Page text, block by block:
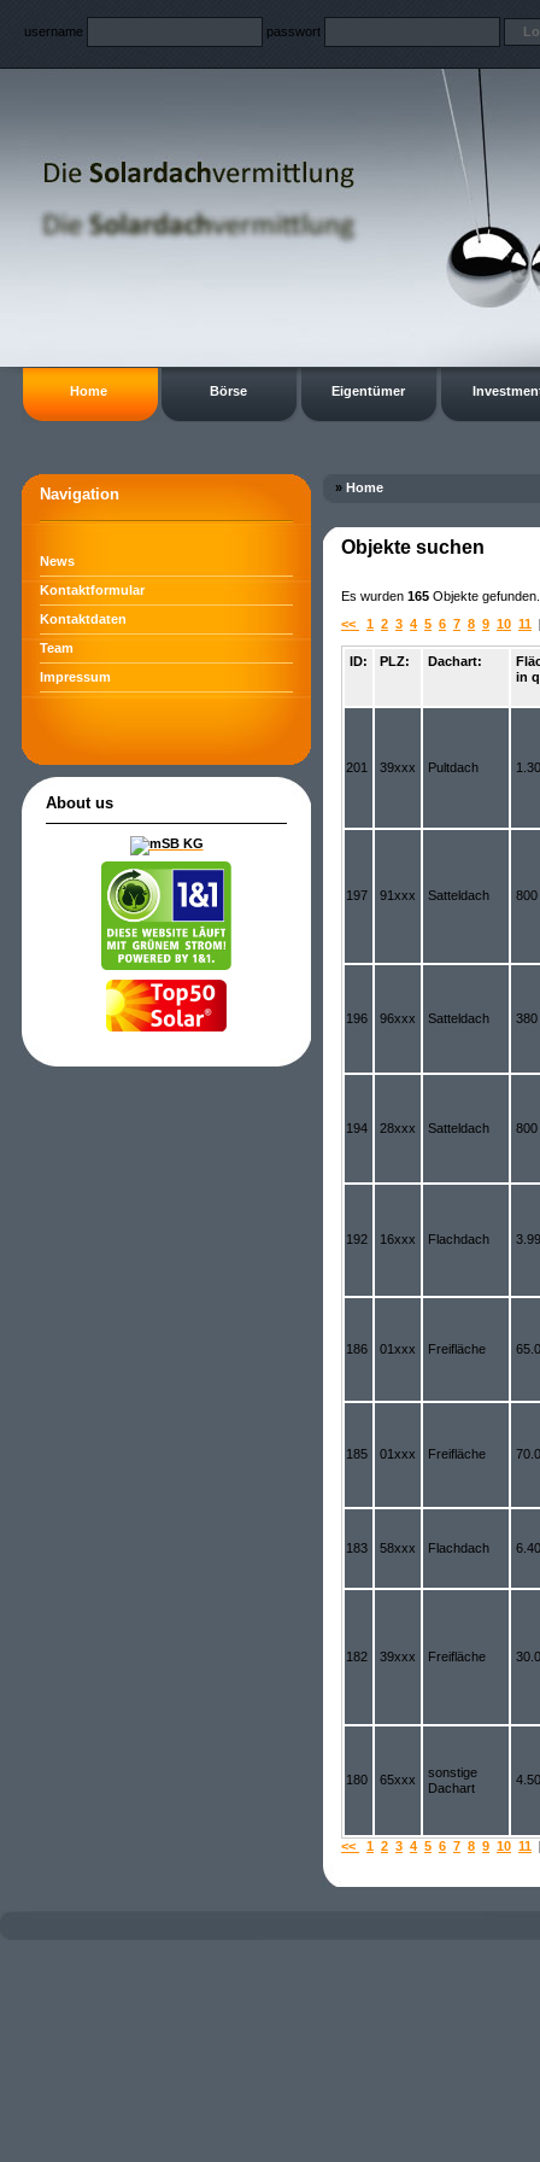
username passwort
Home Börse Eigentümer
Navigation
News
Kontaktformular
Kontaktdaten
Team
Impressum
About us
» Home
Objekte suchen
Es wurden 165 Objekte
<<
1 2 3 4 5 6 7 8 9 10 11
ID: PLZ: Dachart:
in
201 39xxx Pultdach
197 91xxx Satteldach 800
196 96xxx Satteldach 380
194 28xxx Satteldach 800
192 16xxx Flachdach
186 01xxx Freifläche
185 01xxx Freifläche
183 58xxx Flachdach
182 39xxx Freifläche
180 65xxx
sonstige
Dachart
<< 1 2 3 4 5 6 7 8 9 10 11